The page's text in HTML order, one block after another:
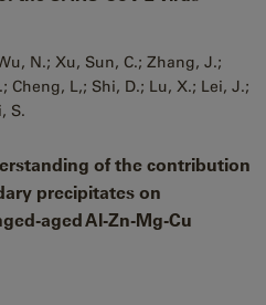
N.; Xu, Sun, C.; Zhang, J.;
Cheng, L,; Shi, D.; Lu, X.; Lei, J.;
S.
of the contribution
precipitates on
aged Al-Zn-Mg-Cu